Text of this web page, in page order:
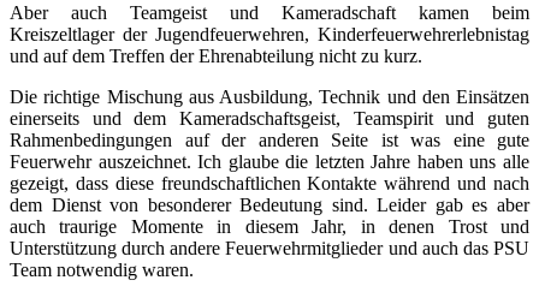
Aber auch Teamgeist und Kameradschaft kamen beim
Kreiszeltlager der Jugendfeuerwehren, Kinderfeuerwehrerlebnistag
und auf dem Treffen der Ehrenabteilung nicht zu kurz.
Die richtige Mischung aus Ausbildung, Technik und den Einsätzen
einerseits und dem Kameradschaftsgeist, Teamspirit und guten
Rahmenbedingungen auf der anderen Seite ist was eine gute
Feuerwehr auszeichnet. Ich glaube die letzten Jahre haben uns alle
gezeigt, dass diese freundschaftlichen Kontakte während und nach
dem Dienst von besonderer Bedeutung sind. Leider gab es aber
auch traurige Momente in diesem Jahr, in denen Trost und
Unterstützung durch andere Feuerwehrmitglieder und auch das PSU
Team notwendig waren.